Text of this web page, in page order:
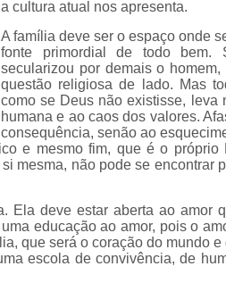
a cultura atual nos apresenta.
A família deve ser o espaço onde
fonte primordial de todo bem.
secularizou por demais o
questão religiosa de lado. Mas
como se Deus não existisse, leva
humana e ao caos dos valores.
consequência, senão ao
e mesmo fim, que é o próprio
mesma, não pode se encontrar
Ela deve estar aberta ao amor
educação ao amor, pois o
que será o coração do mundo
escola de convivência, de